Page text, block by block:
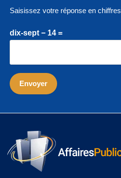
Saisissez votre réponse en chiffres
dix-sept − 14 =